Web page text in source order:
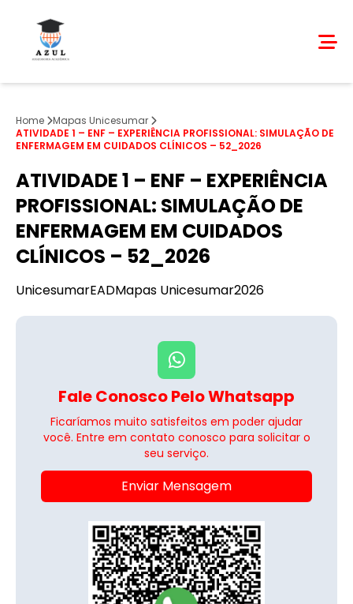
Home
Mapas Unicesumar
ATIVIDADE 1 – ENF – EXPERIÊNCIA PROFISSIONAL: SIMULAÇÃO DE
ENFERMAGEM EM CUIDADOS CLÍNICOS – 52_2026
ATIVIDADE 1 – ENF – EXPERIÊNCIA
PROFISSIONAL: SIMULAÇÃO DE
ENFERMAGEM EM CUIDADOS
CLÍNICOS – 52_2026
UnicesumarEADMapas Unicesumar2026
Fale Conosco Pelo Whatsapp
Ficaríamos muito satisfeitos em poder ajudar
você. Entre em contato conosco para solicitar o
seu serviço.
Enviar Mensagem